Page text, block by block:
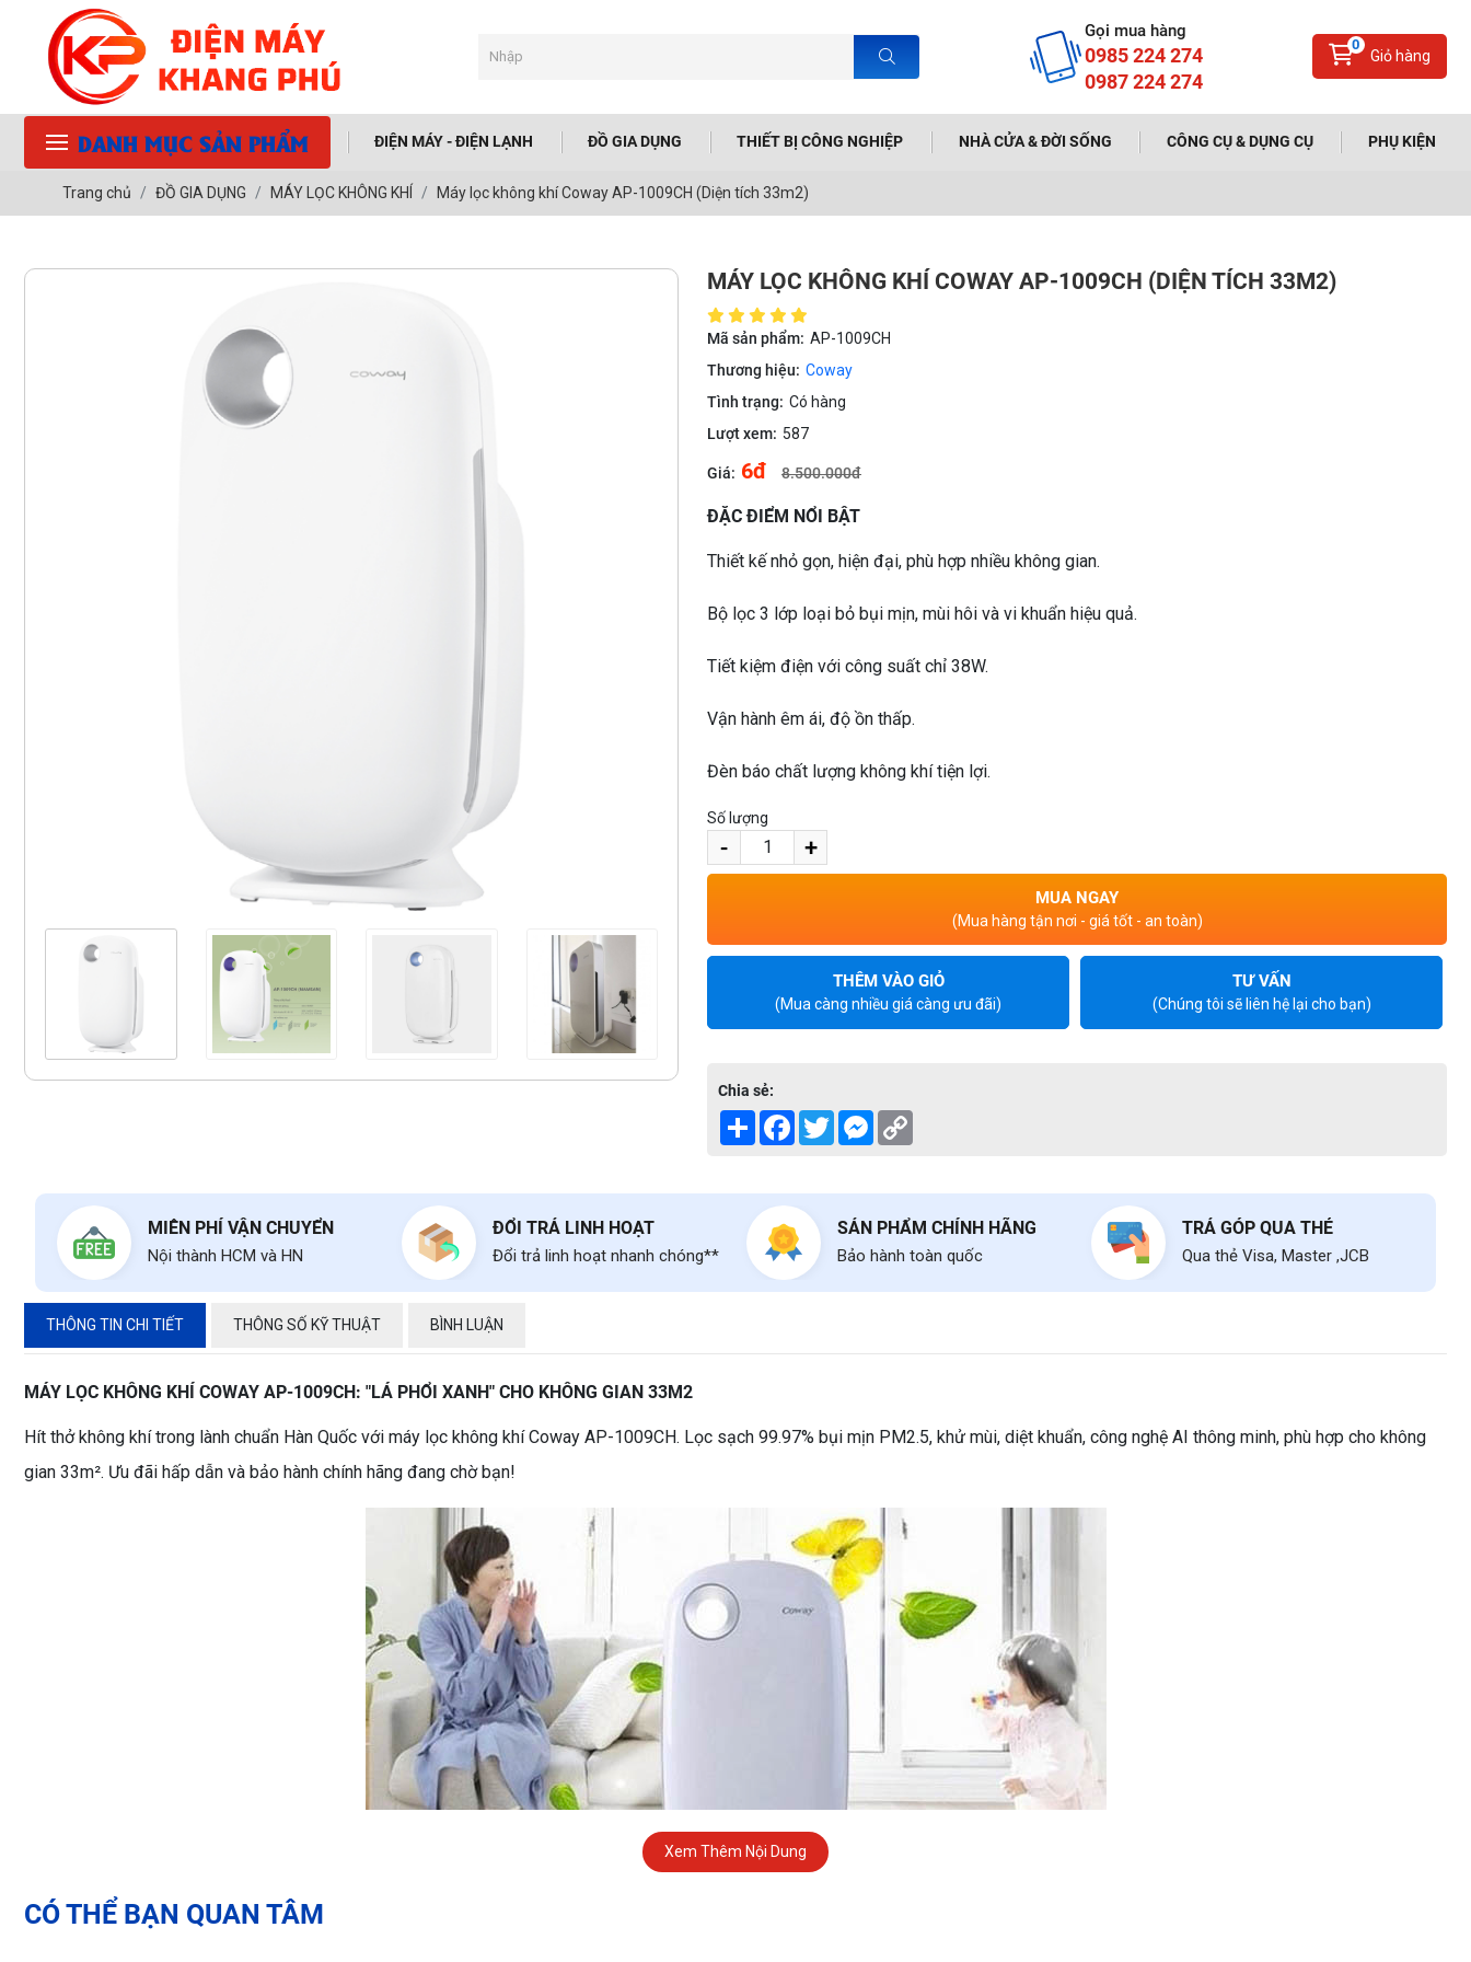
Gọi mua hàng
0985 224 274
0987 224 274
0
Giỏ hàng
DANH MỤC SẢN PHẨM ĐIỆN MÁY - ĐIỆN LẠNH ĐỒ GIA DỤNG THIẾT BỊ CÔNG NGHIỆP NHÀ CỬA & ĐỜI SỐNG CÔNG CỤ & DỤNG CỤ PHỤ KIỆN
Trang chủ ĐỒ GIA DỤNG MÁY LỌC KHÔNG KHÍ Máy lọc không khí Coway AP-1009CH (Diện tích 33m2)
MÁY LỌC KHÔNG KHÍ COWAY AP-1009CH (DIỆN TÍCH 33M2)
Mã sản phẩm: AP-1009CH
Thương hiệu: Coway
Tình trạng: Có hàng
Lượt xem: 587
Giá: 6đ 8.500.000đ
ĐẶC ĐIỂM NỔI BẬT
Thiết kế nhỏ gọn, hiện đại, phù hợp nhiều không gian.
Bộ lọc 3 lớp loại bỏ bụi mịn, mùi hôi và vi khuẩn hiệu quả.
Tiết kiệm điện với công suất chỉ 38W.
Vận hành êm ái, độ ồn thấp.
Đèn báo chất lượng không khí tiện lợi.
Số lượng
- +
MUA NGAY
(Mua hàng tận nơi - giá tốt - an toàn)
THÊM VÀO GIỎ
(Mua càng nhiều giá càng ưu đãi)
TƯ VẤN
(Chúng tôi sẽ liên hệ lại cho bạn)
Chia sẻ:
Share Facebook
TwitterMessenger
MIỄN PHÍ VẬN CHUYỂN
Nội thành HCM và HN
ĐỔI TRẢ LINH HOẠT
Đổi trả linh hoạt nhanh chóng**
SẢN PHẨM CHÍNH HÃNG
Bảo hành toàn quốc
TRẢ GÓP QUA THẺ
Qua thẻ Visa, Master ,JCB
THÔNG TIN CHI TIẾT THÔNG SỐ KỸ THUẬT BÌNH LUẬN
MÁY LỌC KHÔNG KHÍ COWAY AP-1009CH: "LÁ PHỔI XANH" CHO KHÔNG GIAN 33M2
Hít thở không khí trong lành chuẩn Hàn Quốc với máy lọc không khí Coway AP-1009CH. Lọc sạch 99.97% bụi mịn PM2.5, khử mùi, diệt khuẩn, công nghệ AI thông minh, phù hợp cho không
gian 33m². Ưu đãi hấp dẫn và bảo hành chính hãng đang chờ bạn!
Xem Thêm Nội Dung
CÓ THỂ BẠN QUAN TÂM